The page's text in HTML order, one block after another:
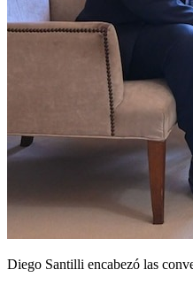
Diego Santilli encabezó las